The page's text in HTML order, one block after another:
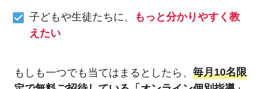
子どもや生徒たちに、
もっと分かりやすく教
えたい
もしも一つでも当てはまるとしたら、 毎月10名限